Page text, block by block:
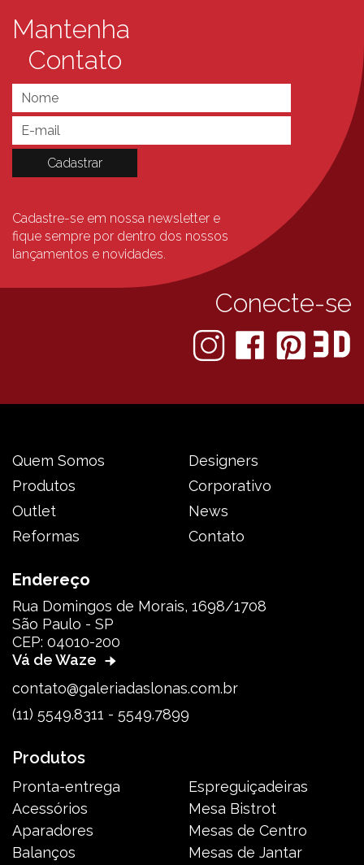
Mantenha
Contato
Cadastre-se em nossa newsletter e
fique sempre por dentro dos nossos
lançamentos e novidades.
Conecte-se
Quem Somos
Produtos
Outlet
Reformas
Designers
Corporativo
News
Contato
Endereço
Rua Domingos de Morais, 1698/1708
São Paulo - SP
CEP: 04010-200
Vá de Waze
contato@galeriadaslonas.com.br
(11) 5549.8311 - 5549.7899
Produtos
Pronta-entrega
Acessórios
Aparadores
Balanços
Espreguiçadeiras
Mesa Bistrot
Mesas de Centro
Mesas de Jantar